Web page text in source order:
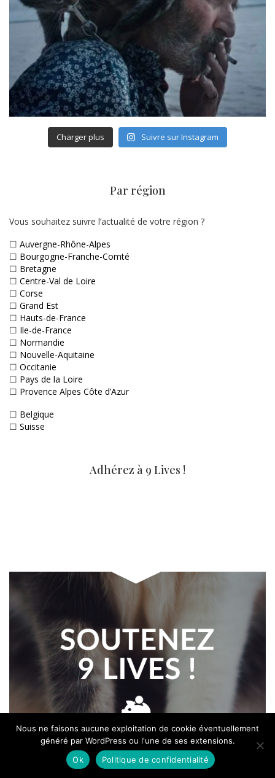
Charger plus Suivre sur Instagram
Par région
Vous souhaitez suivre l’actualité de votre région ?
☐ Auvergne-Rhône-Alpes
☐ Bourgogne-Franche-Comté
☐ Bretagne
☐ Centre-Val de Loire
☐ Corse
☐ Grand Est
☐ Hauts-de-France
☐ Ile-de-France
☐ Normandie
☐ Nouvelle-Aquitaine
☐ Occitanie
☐ Pays de la Loire
☐ Provence Alpes Côte d’Azur
☐ Belgique
☐ Suisse
Adhérez à 9 Lives !
Nous ne faisons aucune exploitation de cookie éventuellement
généré par WordPress ou l'une de ses extensions.
Ok
Politique de confidentialité